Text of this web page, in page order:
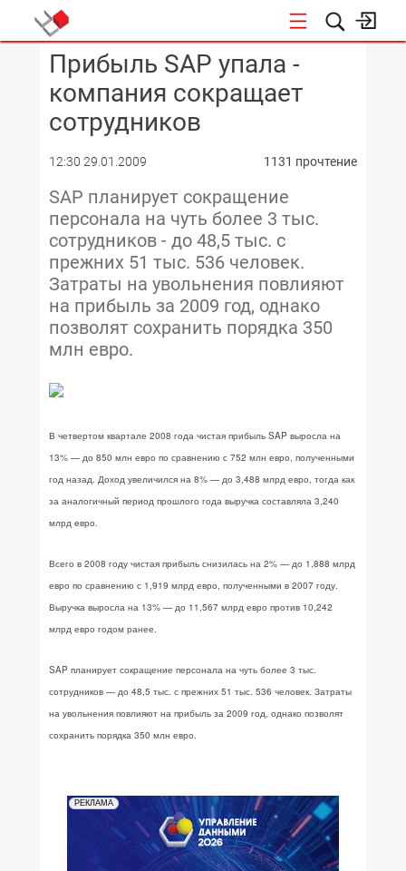
КОНФЕРЕНЦИИ
Прибыль SAP упала -
компания сокращает
сотрудников
12:30 29.01.2009 1131 прочтение
SAP планирует сокращение
персонала на чуть более 3 тыс.
сотрудников - до 48,5 тыс. с
прежних 51 тыс. 536 человек.
Затраты на увольнения повлияют
на прибыль за 2009 год, однако
позволят сохранить порядка 350
млн евро.
В четвертом квартале 2008 года чистая прибыль SAP выросла на
13% — до 850 млн евро по сравнению с 752 млн евро, полученными
год назад. Доход увеличился на 8% — до 3,488 млрд евро, тогда как
за аналогичный период прошлого года выручка составляла 3,240
млрд евро.
Всего в 2008 году чистая прибыль снизилась на 2% — до 1,888 млрд
евро по сравнению с 1,919 млрд евро, полученными в 2007 году.
Выручка выросла на 13% — до 11,567 млрд евро против 10,242
млрд евро годом ранее.
SAP планирует сокращение персонала на чуть более 3 тыс.
сотрудников — до 48,5 тыс. с прежних 51 тыс. 536 человек. Затраты
на увольнения повлияют на прибыль за 2009 год, однако позволят
сохранить порядка 350 млн евро.
РЕКЛАМА